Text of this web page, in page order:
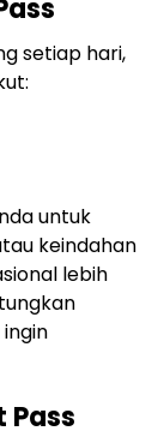
setiap hari,
untuk
keindahan
lebih
Pass